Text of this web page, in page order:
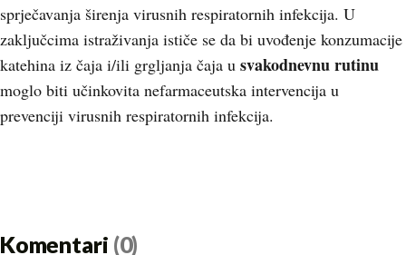
sprječavanja širenja virusnih respiratornih infekcija. U
zaključcima istraživanja ističe se da bi uvođenje konzumacije
katehina iz čaja i/ili grgljanja čaja u svakodnevnu rutinu
moglo biti učinkovita nefarmaceutska intervencija u
prevenciji virusnih respiratornih infekcija.
Komentari (0)